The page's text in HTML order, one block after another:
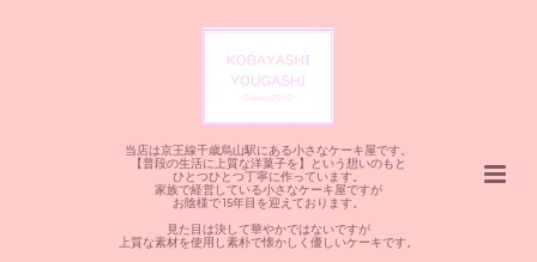
当店は京王線千歳烏山駅にある小さなケーキ屋です。
【普段の生活に上質な洋菓子を】という想いのもと
ひとつひとつ丁寧に作っています。
家族で経営している小さなケーキ屋ですが
お陰様で15年目を迎えております。
見た目は決して華やかではないですが
上質な素材を使用し素朴で懐かしく優しいケーキです。